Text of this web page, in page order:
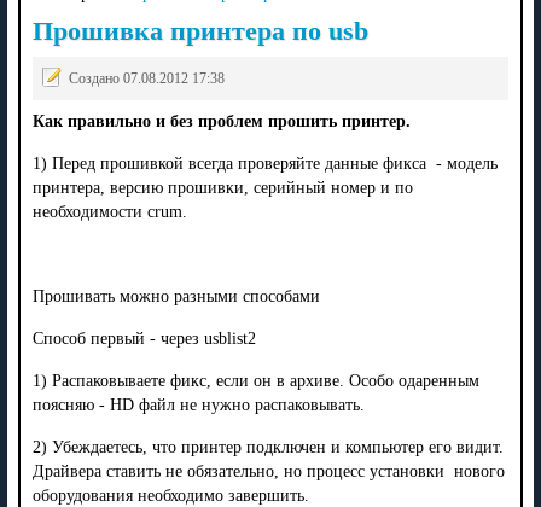
Прошивка принтера по usb
Создано 07.08.2012 17:38
Как правильно и без проблем прошить принтер.
1) Перед прошивкой всегда проверяйте данные фикса - модель
принтера, версию прошивки, серийный номер и по
необходимости crum.
Прошивать можно разными способами
Способ первый - через usblist2
1) Распаковываете фикс, если он в архиве. Особо одаренным
поясняю - HD файл не нужно распаковывать.
2) Убеждаетесь, что принтер подключен и компьютер его видит.
Драйвера ставить не обязательно, но процесс установки нового
оборудования необходимо завершить.